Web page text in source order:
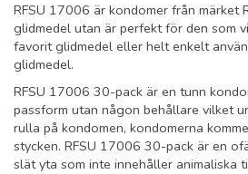
RFSU 17006 är kondomer från märket
glidmedel utan är perfekt för den som
favorit glidmedel eller helt enkelt
glidmedel.
RFSU 17006 30-pack är en tunn
passform utan någon behållare vilket
rulla på kondomen, kondomerna
stycken. RFSU 17006 30-pack är en
slät yta som inte innehåller animaliska